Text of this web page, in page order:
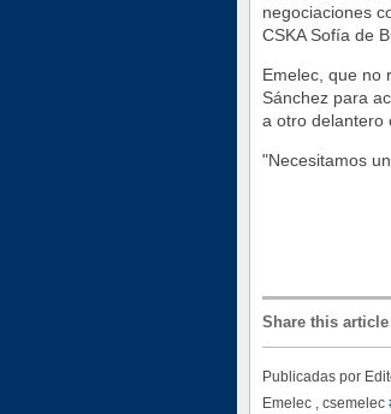
negociaciones
CSKA Sofía de
Emelec, que no
Sánchez para
a otro delantero
"Necesitamos
Share this article
Publicadas por
Emelec , csemelec